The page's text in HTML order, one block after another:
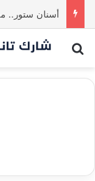
بحث عن